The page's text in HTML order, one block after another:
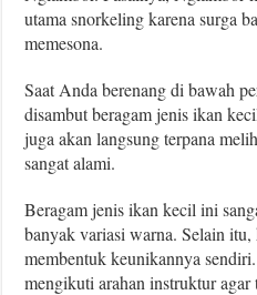
utama snorkeling karena surga
memesona.
Saat Anda berenang di bawah
disambut beragam jenis ikan
juga akan langsung terpana
sangat alami.
Beragam jenis ikan kecil ini
banyak variasi warna. Selain
membentuk keunikannya
mengikuti arahan instruktur agar